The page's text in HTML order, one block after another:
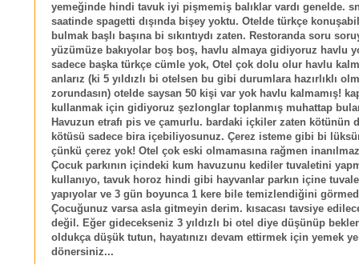
yemeğinde hindi tavuk iyi pişmemiş balıklar vardı genelde.
saatinde spagetti dışında bişey yoktu. Otelde türkçe
bulmak başlı başına bi sıkıntıydı zaten. Restoranda soru
yüzümüze bakıyolar boş boş, havlu almaya gidiyoruz havlu
sadece başka türkçe cümle yok, Otel çok dolu olur havlu
anlarız (ki 5 yıldızlı bi otelsen bu gibi durumlara hazırlıklı
zorundasın) otelde saysan 50 kişi var yok havlu kalmamış!
kullanmak için gidiyoruz şezlonglar toplanmış muhattap
Havuzun etrafı pis ve çamurlu. bardaki içkiler zaten kötünün
kötüsü sadece bira içebiliyosunuz. Çerez isteme gibi bi
çünkü çerez yok! Otel çok eski olmamasına rağmen inanılmaz
Çocuk parkının içindeki kum havuzunu kediler tuvaletini
kullanıyo, tavuk horoz hindi gibi hayvanlar parkın içine
yapıyolar ve 3 gün boyunca 1 kere bile temizlendiğini
Çocuğunuz varsa asla gitmeyin derim. kısacası tavsiye
değil. Eğer gidecekseniz 3 yıldızlı bi otel diye düşünüp
oldukça düşük tutun, hayatınızı devam ettirmek için yemek
dönersiniz...